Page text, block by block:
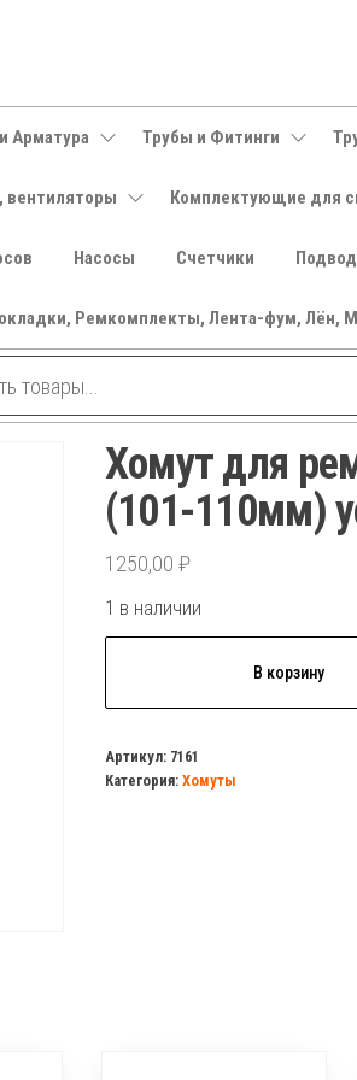
Арматура Трубы и Фитинги
Комплектующие для
Насосы Счетчики
Ремкомплекты, Лента-фум, Лён,
Хомут для
(101-110мм)
1250,00 ₽
1 в наличии
для
ремонта
В корзину
Артикул: 7161
Категория: Хомуты